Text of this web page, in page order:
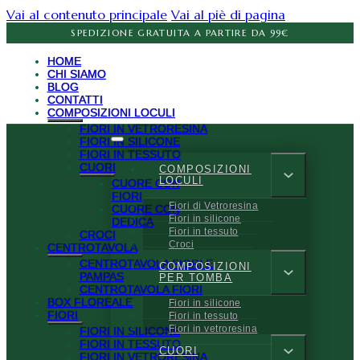
Vai al contenuto principale Vai al piè di pagina
SPEDIZIONE GRATUITA A PARTIRE DA 99€
HOME
CHI SIAMO
BLOG
CONTATTI
COMPOSIZIONI LOCULI
FIORI IN VETRORESINA
FIORI IN SILICONE
FIORI IN TESSUTO
CUORI
CUORE CON
FIORI
CUORE CON
DEDICA
CROCI
CENTROTAVOLA
CENTROTAVOLA FIORI E
PAMPAS
CENTROTAVOLA FIORI
BOX FLOREALE
FIORI
FIORI IN SILICONE
FIORI IN TESSUTO
FIORI IN VETRORESINA
COMPOSIZIONI
LOCULI
Fiori di Vetroresina
Fiori in silicone
Fiori in tessuto
Croci
COMPOSIZIONI
PER TOMBA
Fiori in silicone
Fiori in tessuto
Fiori in vetroresina
CUORI